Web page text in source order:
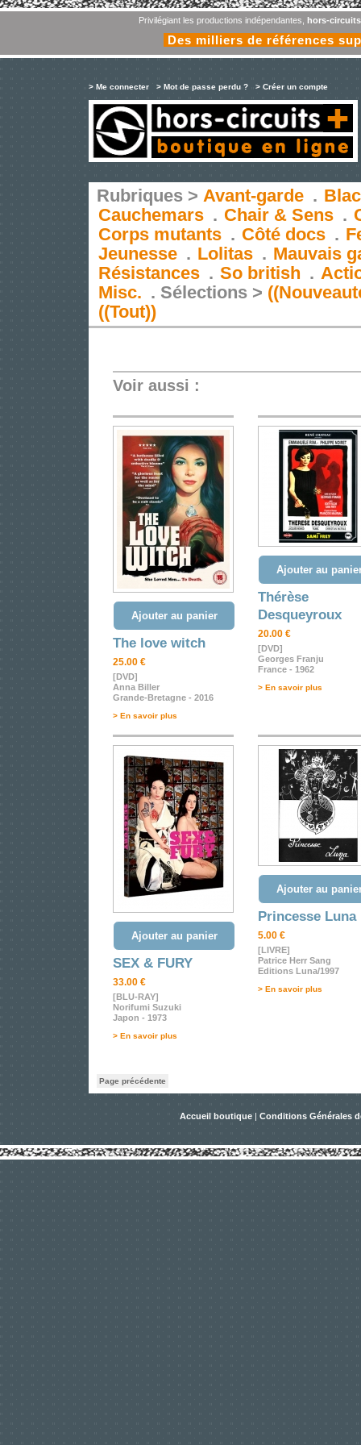
Privilégiant les productions indépendantes, hors-
Des milliers de références
> Me connecter > Mot de passe perdu ? > Créer un compte
Rubriques > Avant-garde .
Cauchemars . Chair & Sens .
Corps mutants . Côté docs .
Jeunesse . Lolitas . Mauvais
Résistances . So british .
Misc. . Sélections >
((Tout))
Voir aussi :
Ajouter au panier
The love witch
25.00 €
[DVD]
Anna Biller
Grande-Bretagne - 2016
> En savoir plus
Ajouter au
Thérèse
Desqueyroux
20.00 €
[DVD]
Georges Franju
France - 1962
> En savoir plus
Ajouter au panier
SEX & FURY
33.00 €
[BLU-RAY]
Norifumi Suzuki
Japon - 1973
> En savoir plus
Ajouter au
Princesse Luna
5.00 €
[LIVRE]
Patrice Herr Sang
Editions Luna/1997
> En savoir plus
Page précédente
Accueil boutique | Conditions Générales